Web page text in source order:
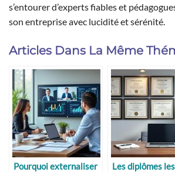
s’entourer d’experts fiables et
son entreprise avec lucidité et sérénité.
Articles Dans La Même
Pourquoi externaliser
Les diplômes